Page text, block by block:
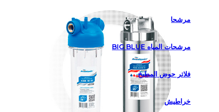
مرشحات المياه SLIM LINE
مرشحات المياه BIG BLUE
فلاتر حوض المطبخ
خراطيش